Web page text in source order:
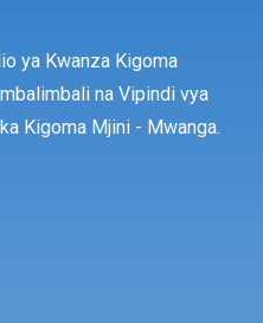
ya Kwanza Kigoma
na Vipindi vya
Kigoma Mjini - Mwanga.